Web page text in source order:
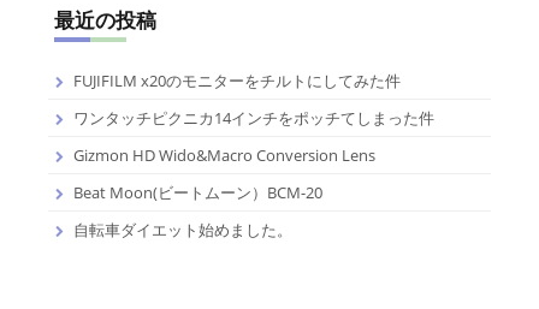
最近の投稿
FUJIFILM x20のモニターをチルトにしてみた件
ワンタッチピクニカ14インチをポッチてしまった件
Gizmon HD Wido&Macro Conversion Lens
Beat Moon(ビートムーン）BCM-20
自転車ダイエット始めました。